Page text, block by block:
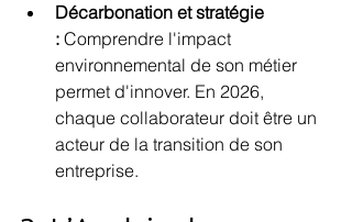
Décarbonation et stratégie
: Comprendre l'impact
environnemental de son métier
permet d'innover. En 2026,
chaque collaborateur doit être un
acteur de la transition de son
entreprise.